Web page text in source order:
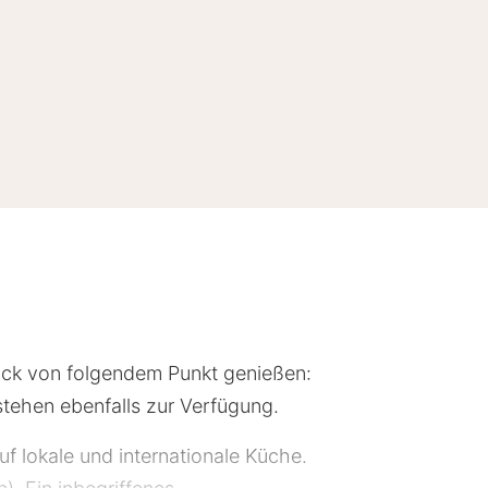
von folgendem Punkt genießen:
ebenfalls zur Verfügung.
lokale und internationale Küche.